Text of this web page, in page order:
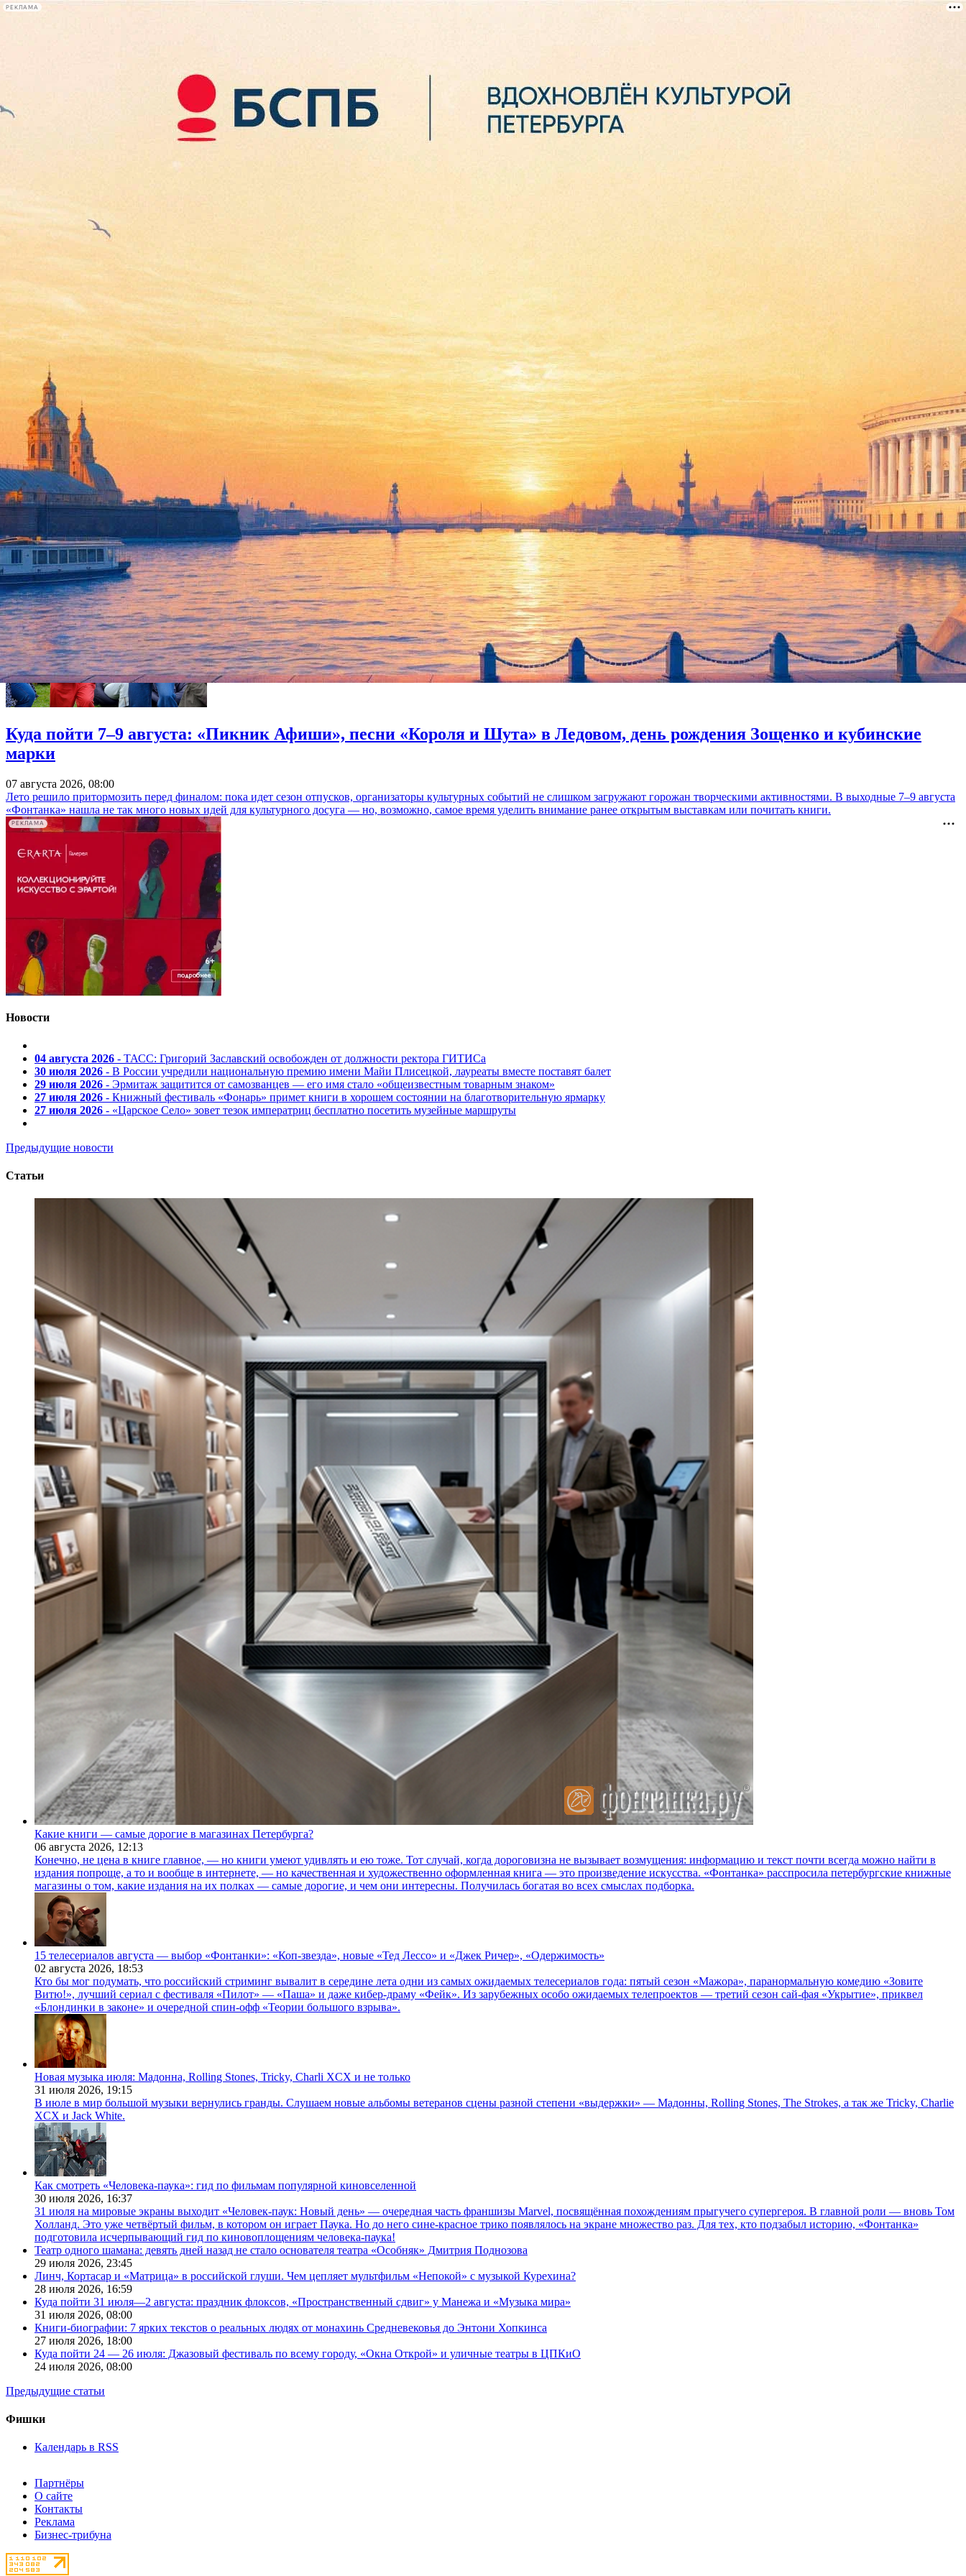
РЕКЛАМА
лекции
книги
19 февраля 2018, понедельник
«Классика на Дворцовой» признана «Лучшим музыкальным событием»
18:28:
«Квартет И» переснимет итальянских «Идеальных незнакомцев»
Экс-участник группы «Кино» выпустит фильм о Цое в 2018-м
16:39:
ВЦИОМ: 58% россиян хотят посмотреть «Смерть Сталина», 3% - уже посмотрели
15:03:
Зачем балерины ночью танцевали в петербургском метро
12:59:
«Гуф душу открыл, а Птаха мерзкий и злой»: главный баттл февраля набирает просмотры
10:40:
«Движение вверх» борется с «Аватаром» за статус абсолютного лидера российского проката
06:30:
«Нелюбовь» Звягинцева осталась без премии BAFTA
Архив предыдущих материалов
Куда пойти 7–9 августа: «Пикник Афиши», песни «Короля и Шута» в Ледовом, день рождения Зощенко и кубинские
марки
07 августа 2026, 08:00
Лето решило притормозить перед финалом: пока идет сезон отпусков, организаторы культурных событий не слишком загружают горожан творческими активностями. В выходные 7–9 августа
«Фонтанка» нашла не так много новых идей для культурного досуга — но, возможно, самое время уделить внимание ранее открытым выставкам или почитать книги.
РЕКЛАМА
Новости
04 августа 2026 - ТАСС: Григорий Заславский освобожден от должности ректора ГИТИСа
30 июля 2026 - В России учредили национальную премию имени Майи Плисецкой, лауреаты вместе поставят балет
29 июля 2026 - Эрмитаж защитится от самозванцев — его имя стало «общеизвестным товарным знаком»
27 июля 2026 - Книжный фестиваль «Фонарь» примет книги в хорошем состоянии на благотворительную ярмарку
27 июля 2026 - «Царское Село» зовет тезок императриц бесплатно посетить музейные маршруты
Предыдущие новости
Статьи
Какие книги — самые дорогие в магазинах Петербурга?
06 августа 2026, 12:13
Конечно, не цена в книге главное, — но книги умеют удивлять и ею тоже. Тот случай, когда дороговизна не вызывает возмущения: информацию и текст почти всегда можно найти в
издания попроще, а то и вообще в интернете, — но качественная и художественно оформленная книга — это произведение искусства. «Фонтанка» расспросила петербургские книжные
магазины о том, какие издания на их полках — самые дорогие, и чем они интересны. Получилась богатая во всех смыслах подборка.
15 телесериалов августа — выбор «Фонтанки»: «Коп-звезда», новые «Тед Лессо» и «Джек Ричер», «Одержимость»
02 августа 2026, 18:53
Кто бы мог подумать, что российский стриминг вывалит в середине лета одни из самых ожидаемых телесериалов года: пятый сезон «Мажора», паранормальную комедию «Зовите
Витю!», лучший сериал с фестиваля «Пилот» — «Паша» и даже кибер-драму «Фейк». Из зарубежных особо ожидаемых телепроектов — третий сезон сай-фая «Укрытие», приквел
«Блондинки в законе» и очередной спин-офф «Теории большого взрыва».
Новая музыка июля: Мадонна, Rolling Stones, Tricky, Charli XCX и не только
31 июля 2026, 19:15
В июле в мир большой музыки вернулись гранды. Слушаем новые альбомы ветеранов сцены разной степени «выдержки» — Мадонны, Rolling Stones, The Strokes, а так же Tricky, Charlie
XCX и Jack White.
Как смотреть «Человека-паука»: гид по фильмам популярной киновселенной
30 июля 2026, 16:37
31 июля на мировые экраны выходит «Человек-паук: Новый день» — очередная часть франшизы Marvel, посвящённая похождениям прыгучего супергероя. В главной роли — вновь Том
Холланд. Это уже четвёртый фильм, в котором он играет Паука. Но до него сине-красное трико появлялось на экране множество раз. Для тех, кто подзабыл историю, «Фонтанка»
подготовила исчерпывающий гид по киновоплощениям человека-паука!
Театр одного шамана: девять дней назад не стало основателя театра «Особняк» Дмитрия Поднозова
29 июля 2026, 23:45
Линч, Кортасар и «Матрица» в российской глуши. Чем цепляет мультфильм «Непокой» с музыкой Курехина?
28 июля 2026, 16:59
Куда пойти 31 июля—2 августа: праздник флоксов, «Пространственный сдвиг» у Манежа и «Музыка мира»
31 июля 2026, 08:00
Книги-биографии: 7 ярких текстов о реальных людях от монахинь Средневековья до Энтони Хопкинса
27 июля 2026, 18:00
Куда пойти 24 — 26 июля: Джазовый фестиваль по всему городу, «Окна Открой» и уличные театры в ЦПКиО
24 июля 2026, 08:00
Предыдущие статьи
Фишки
Календарь в RSS
Партнёры
О сайте
Контакты
Реклама
Бизнес-трибуна